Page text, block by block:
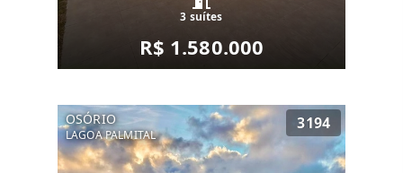
3 suítes
R$ 1.580.000
OSÓRIO
LAGOA PALMITAL
3194